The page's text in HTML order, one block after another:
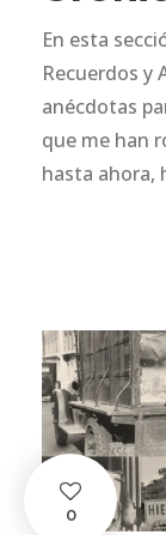
En esta
Recuerdos y
anécdotas
que me han
hasta ahora,
0